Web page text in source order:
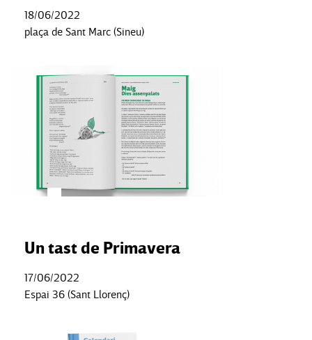
18/06/2022
plaça de Sant Marc (Sineu)
Un tast de Primavera
17/06/2022
Espai 36 (Sant Llorenç)